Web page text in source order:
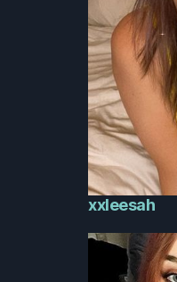
xxleesah